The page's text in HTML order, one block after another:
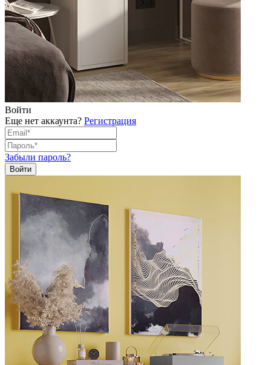
Войти
Еще нет аккаунта? Регистрация
Забыли пароль?